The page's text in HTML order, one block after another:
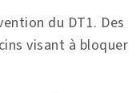
du DT1. Des
visant à bloquer